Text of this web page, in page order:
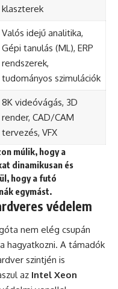
klaszterek
Valós idejű analitika,
Gépi tanulás (ML), ERP
rendszerek,
tudományos szimulációk
8K videóvágás, 3D
render, CAD/CAM
tervezés, VFX
múlik, hogy a
dinamikusan és
hogy a futó
egymást.
védelem
nem elég csupán
hagyatkozni. A támadók
szintjén is
az Intel Xeon